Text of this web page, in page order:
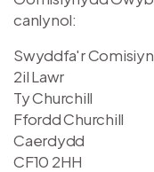
canlynol:
Swyddfa'r
2il Lawr
Ty Churchill
Ffordd Churchill
Caerdydd
CF10 2HH